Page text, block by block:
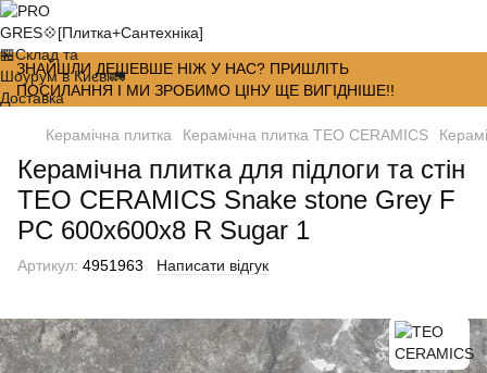
ЗНАЙШЛИ ДЕШЕВШЕ НІЖ У НАС? ПРИШЛІТЬ
ПОСИЛАННЯ І МИ ЗРОБИМО ЦІНУ ЩЕ ВИГІДНІШЕ!!
Керамічна плитка Керамічна плитка TEO CERAMICS
Керамічна плитка для підлоги та стін
TEO CERAMICS Snake stone Grey F
PC 600x600x8 R Sugar 1
Артикул: 4951963 Написати відгук